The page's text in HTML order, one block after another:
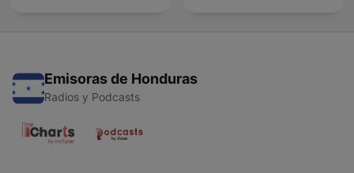
Emisoras de Honduras
Radios y Podcasts